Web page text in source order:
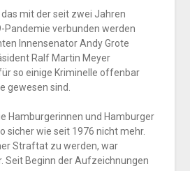
das mit der seit zwei Jahren
Pandemie verbunden werden
Innensenator Andy Grote
Ralf Martin Meyer
so einige Kriminelle offenbar
gewesen sind.
Hamburgerinnen und Hamburger
sicher wie seit 1976 nicht mehr.
Straftat zu werden, war
Seit Beginn der Aufzeichnungen